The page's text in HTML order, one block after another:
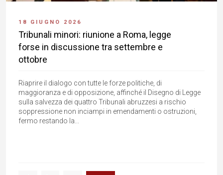
18 GIUGNO 2026
Tribunali minori: riunione a Roma, legge
forse in discussione tra settembre e
ottobre
Riaprire il dialogo con tutte le forze politiche, di
maggioranza e di opposizione, affinché il Disegno di Legge
sulla salvezza dei quattro Tribunali abruzzesi a rischio
soppressione non inciampi in emendamenti o ostruzioni,
fermo restando la...